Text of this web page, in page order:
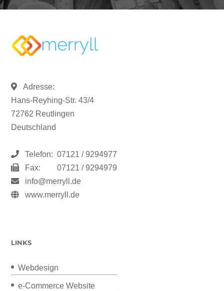
Adresse:
Hans-Reyhing-Str. 43/4
72762 Reutlingen
Deutschland
Telefon: 07121 / 9294977
Fax:
07121 / 9294979
info@merryll.de
www.merryll.de
LINKS
Webdesign
e-Commerce Website